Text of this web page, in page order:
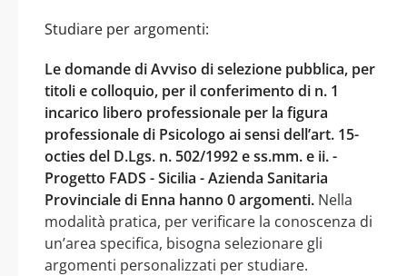
Studiare per argomenti:
Le domande di Avviso di selezione pubblica, per
titoli e colloquio, per il conferimento di n. 1
incarico libero professionale per la figura
professionale di Psicologo ai sensi dell’art. 15-
octies del D.Lgs. n. 502/1992 e ss.mm. e ii. -
Progetto FADS - Sicilia - Azienda Sanitaria
Provinciale di Enna hanno 0 argomenti. Nella
modalità pratica, per verificare la conoscenza di
un’area specifica, bisogna selezionare gli
argomenti personalizzati per studiare.